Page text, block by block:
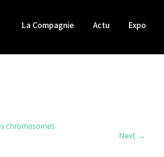
La Compagnie Actu Expo
chromosomes
Next →